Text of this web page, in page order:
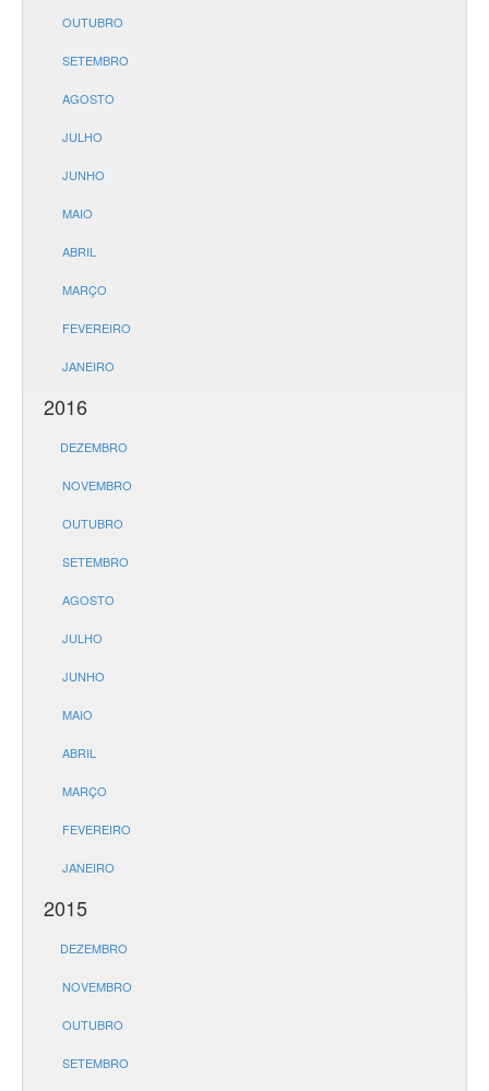
OUTUBRO
SETEMBRO
AGOSTO
JULHO
JUNHO
MAIO
ABRIL
MARÇO
FEVEREIRO
JANEIRO
2016
DEZEMBRO
NOVEMBRO
OUTUBRO
SETEMBRO
AGOSTO
JULHO
JUNHO
MAIO
ABRIL
MARÇO
FEVEREIRO
JANEIRO
2015
DEZEMBRO
NOVEMBRO
OUTUBRO
SETEMBRO